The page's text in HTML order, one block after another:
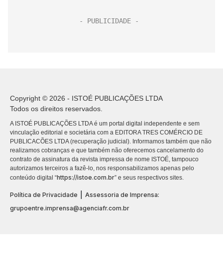
Copyright © 2026 - ISTOÉ PUBLICAÇÕES LTDA
Todos os direitos reservados.
A ISTOÉ PUBLICAÇÕES LTDA é um portal digital independente e sem
vinculação editorial e societária com a EDITORA TRES COMÉRCIO DE
PUBLICACÕES LTDA (recuperação judicial). Informamos também que não
realizamos cobranças e que também não oferecemos cancelamento do
contrato de assinatura da revista impressa de nome ISTOÉ, tampouco
autorizamos terceiros a fazê-lo, nos responsabilizamos apenas pelo
conteúdo digital “https://istoe.com.br” e seus respectivos sites.
Política de Privacidade
Assessoria de Imprensa:
grupoentre.imprensa@agenciafr.com.br